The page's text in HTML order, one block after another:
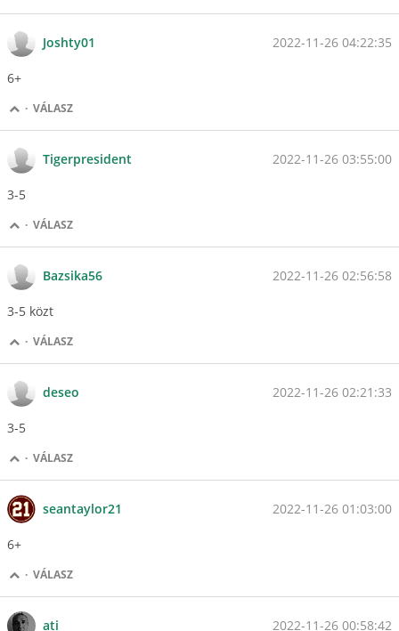
Joshty01 2022-11-26 04:22:35
6+
· VÁLASZ
Tigerpresident 2022-11-26 03:55:00
3-5
· VÁLASZ
Bazsika56 2022-11-26 02:56:58
3-5 közt
· VÁLASZ
deseo 2022-11-26 02:21:33
3-5
· VÁLASZ
seantaylor21 2022-11-26 01:03:00
6+
· VÁLASZ
ati 2022-11-26 00:58:42